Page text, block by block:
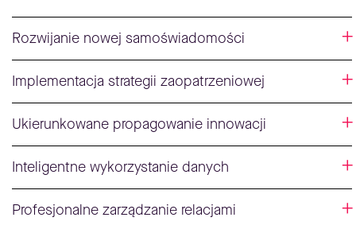
Rozwijanie nowej samoświadomości
Implementacja strategii zaopatrzeniowej
Ukierunkowane propagowanie innowacji
Inteligentne wykorzystanie danych
Profesjonalne zarządzanie relacjami